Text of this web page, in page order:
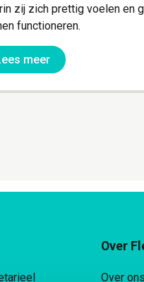
zij zich prettig voelen en
functioneren.
meer
Over
Over ons